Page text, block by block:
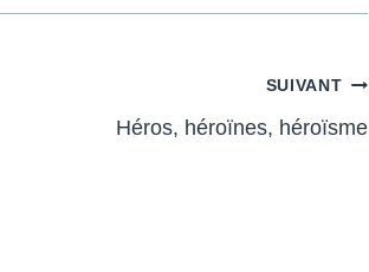
SUIVANT
Héros, héroïnes, héroïsme